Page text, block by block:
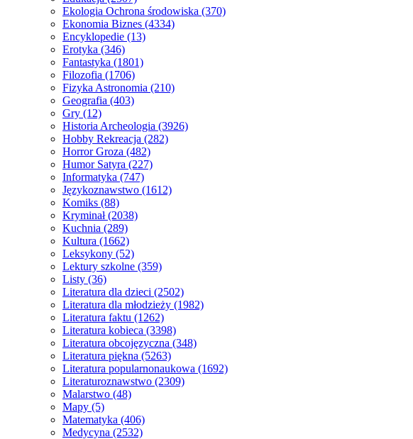
Ekologia Ochrona środowiska (370)
Ekonomia Biznes (4334)
Encyklopedie (13)
Erotyka (346)
Fantastyka (1801)
Filozofia (1706)
Fizyka Astronomia (210)
Geografia (403)
Gry (12)
Historia Archeologia (3926)
Hobby Rekreacja (282)
Horror Groza (482)
Humor Satyra (227)
Informatyka (747)
Językoznawstwo (1612)
Komiks (88)
Kryminał(2038)
Kuchnia (289)
Kultura (1662)
Leksykony (52)
Lektury szkolne (359)
Listy (36)
Literatura dla dzieci (2502)
Literatura dla młodzieży (1982)
Literatura faktu (1262)
Literatura kobieca (3398)
Literatura obcojęzyczna (348)
Literatura piękna (5263)
Literatura popularnonaukowa (1692)
Literaturoznawstwo (2309)
Malarstwo (48)
Mapy (5)
Matematyka (406)
Medycyna (2532)